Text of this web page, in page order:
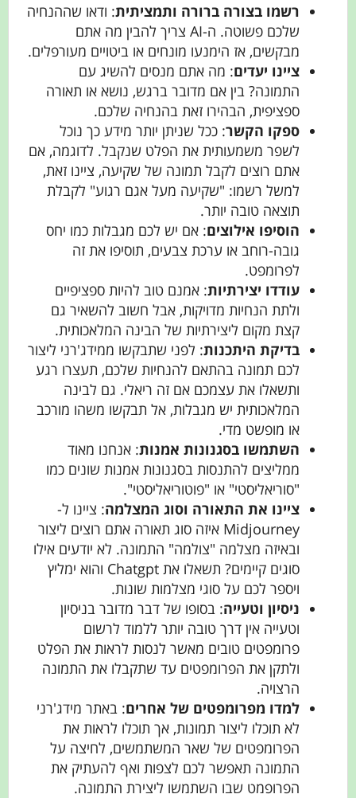
רשמו בצורה ברורה ותמציתית: ודאו שההנחיה
שלכם פשוטה. ה-AI צריך להבין מה אתם
מבקשים, אז הימנעו מונחים או ביטויים מעורפלים.
ציינו יעדים: מה אתם מנסים להשיג עם
התמונה? בין אם מדובר ברגש, נושא או תאורה
ספציפית, הבהירו זאת בהנחיה שלכם.
ספקו הקשר: ככל שניתן יותר מידע כך נוכל
לשפר משמעותית את הפלט שנקבל. לדוגמה, אם
אתם רוצים לקבל תמונה של שקיעה, ציינו זאת,
למשל רשמו: "שקיעה מעל אגם רגוע" לקבלת
תוצאה טובה יותר.
הוסיפו אילוצים: אם יש לכם מגבלות כמו יחס
גובה-רוחב או ערכת צבעים, תוסיפו את זה
לפרומפט.
עודדו יצירתיות: אמנם טוב להיות ספציפיים
ולתת הנחיות מדויקות, אבל חשוב להשאיר גם
קצת מקום ליצירתיות של הבינה המלאכותית.
בדיקת היתכנות: לפני שתבקשו ממידג'רני ליצור
לכם תמונה בהתאם להנחיות שלכם, תעצרו רגע
ותשאלו את עצמכם אם זה ריאלי. גם לבינה
המלאכותית יש מגבלות, אל תבקשו משהו מורכב
או מופשט מדי.
השתמשו בסגנונות אמנות: אנחנו מאוד
ממליצים להתנסות בסגנונות אמנות שונים כמו
"סוריאליסטי" או "פוטוריאליסטי".
ציינו את התאורה וסוג המצלמה: ציינו ל-
Midjourney איזה סוג תאורה אתם רוצים ליצור
ובאיזה מצלמה "צולמה" התמונה. לא יודעים אילו
סוגים קיימים? תשאלו את Chatgpt והוא ימליץ
ויספר לכם על סוגי מצלמות שונות.
ניסיון וטעייה: בסופו של דבר מדובר בניסיון
וטעייה אין דרך טובה יותר ללמוד לרשום
פרומפטים טובים מאשר לנסות לראות את הפלט
ולתקן את הפרומפטים עד שתקבלו את התמונה
הרצויה.
למדו מפרומפטים של אחרים: באתר מידג'רני
לא תוכלו ליצור תמונות, אך תוכלו לראות את
הפרומפטים של שאר המשתמשים, לחיצה על
התמונה תאפשר לכם לצפות ואף להעתיק את
הפרופמט שבו השתמשו ליצירת התמונה.